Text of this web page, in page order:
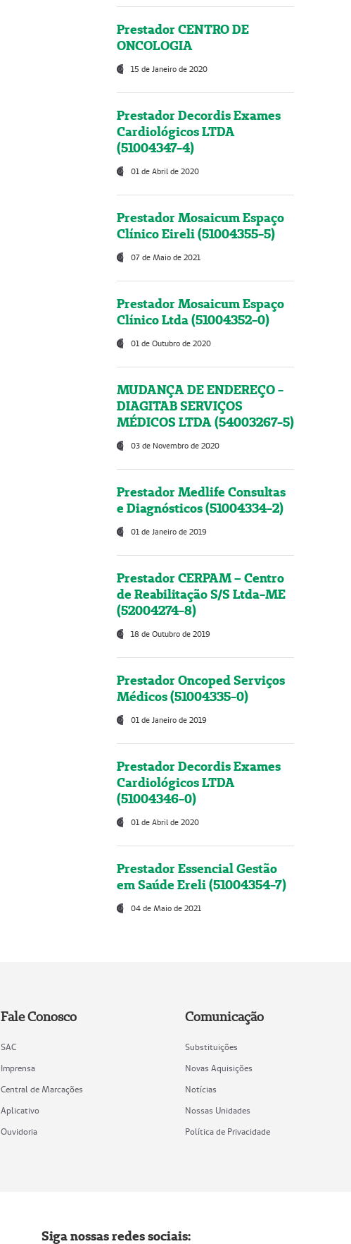
Prestador CENTRO DE
ONCOLOGIA
15 de Janeiro de 2020
Prestador Decordis Exames
Cardiológicos LTDA
(51004347-4)
01 de Abril de 2020
Prestador Mosaicum Espaço
Clínico Eireli (51004355-5)
07 de Maio de 2021
Prestador Mosaicum Espaço
Clínico Ltda (51004352-0)
01 de Outubro de 2020
MUDANÇA DE ENDEREÇO -
DIAGITAB SERVIÇOS
MÉDICOS LTDA (54003267-5)
03 de Novembro de 2020
Prestador Medlife Consultas
e Diagnósticos (51004334-2)
01 de Janeiro de 2019
Prestador CERPAM – Centro
de Reabilitação S/S Ltda-ME
(52004274-8)
18 de Outubro de 2019
Prestador Oncoped Serviços
Médicos (51004335-0)
01 de Janeiro de 2019
Prestador Decordis Exames
Cardiológicos LTDA
(51004346-0)
01 de Abril de 2020
Prestador Essencial Gestão
em Saúde Ereli (51004354-7)
04 de Maio de 2021
Fale Conosco
SAC
Imprensa
Central de Marcações
Aplicativo
Ouvidoria
Comunicação
Substituições
Novas Aquisições
Notícias
Nossas Unidades
Política de Privacidade
Siga nossas redes sociais: